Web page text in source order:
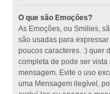
O que são Emoções?
As Emoções, ou Smilies,
são usadas para
poucos caracteres. :) quer
completa de pode ser
mensagem. Evite o uso
uma Mensagem ilegível,